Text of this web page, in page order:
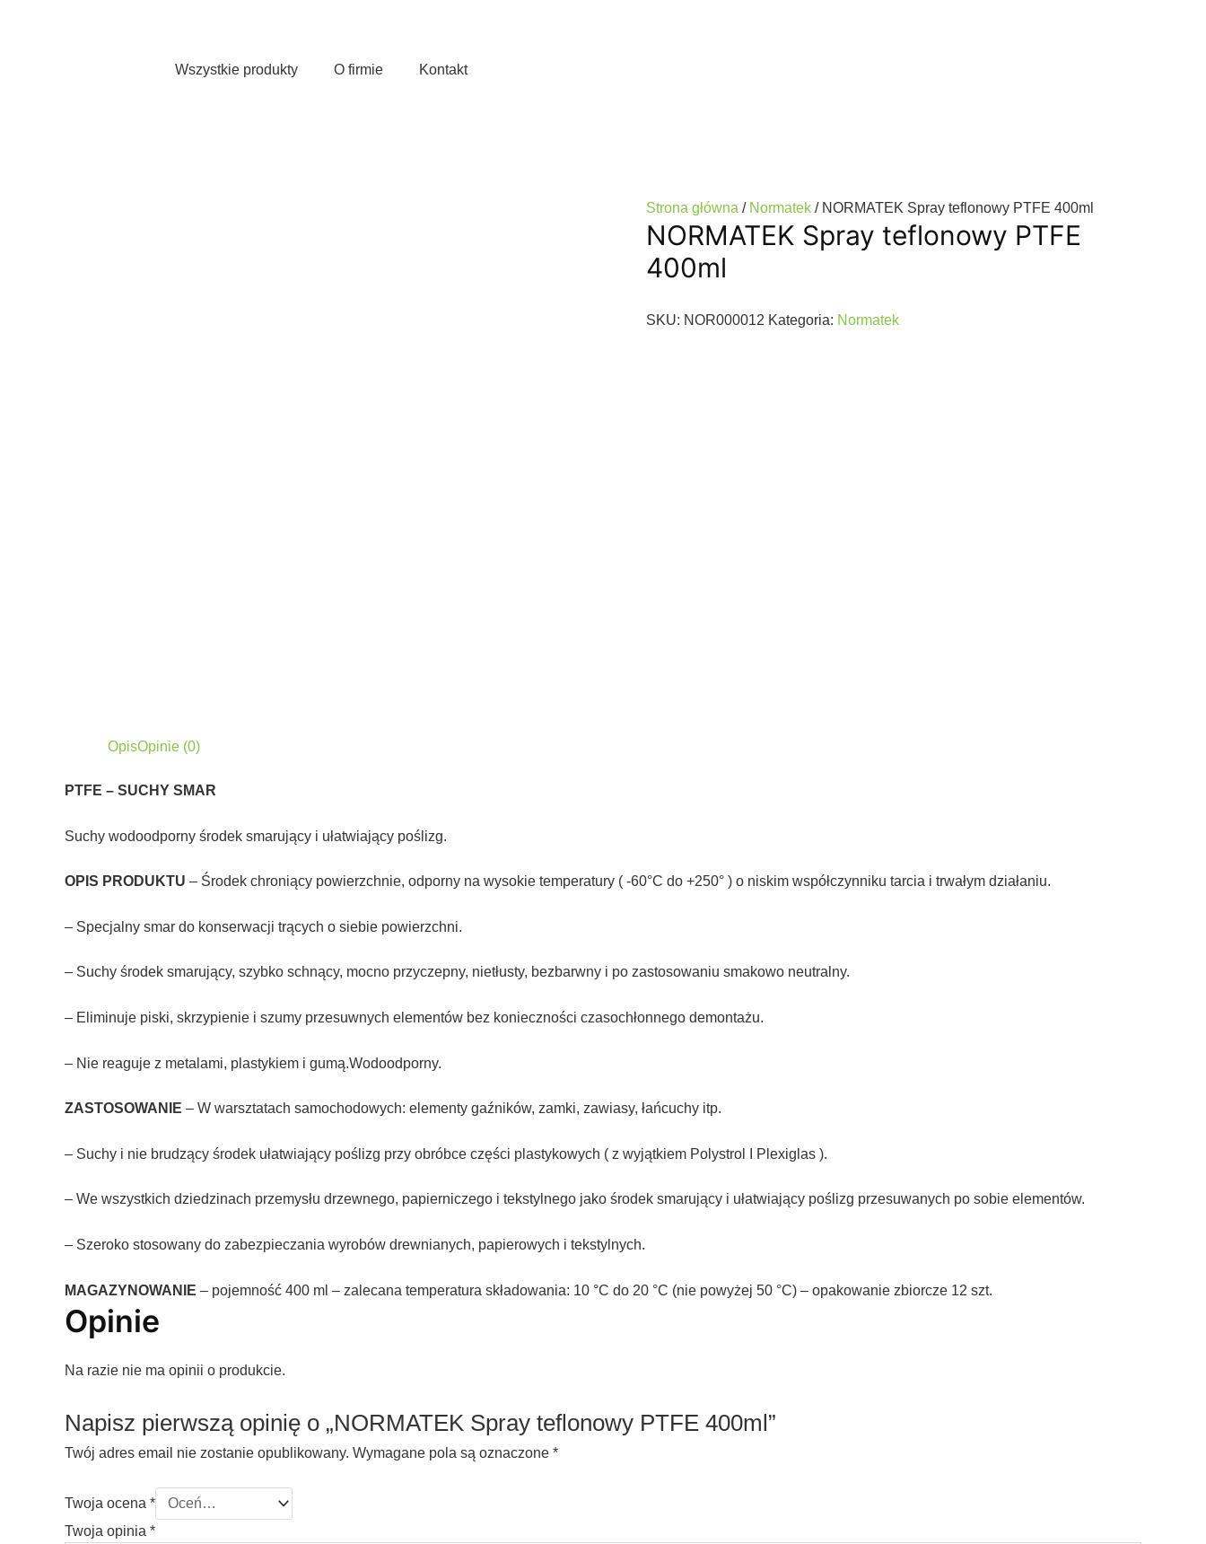
Wszystkie produkty
O firmie Kontakt
Strona główna / Normatek / NORMATEK Spray teflonowy PTFE 400ml
NORMATEK Spray teflonowy PTFE
400ml
SKU: NOR000012 Kategoria: Normatek
OpisOpinie (0)
PTFE – SUCHY SMAR
Suchy wodoodporny środek smarujący i ułatwiający poślizg.
OPIS PRODUKTU – Środek chroniący powierzchnie, odporny na wysokie temperatury ( -60°C do +250° ) o niskim współczynniku tarcia i trwałym działaniu.
– Specjalny smar do konserwacji trących o siebie powierzchni.
– Suchy środek smarujący, szybko schnący, mocno przyczepny, nietłusty, bezbarwny i po zastosowaniu smakowo neutralny.
– Eliminuje piski, skrzypienie i szumy przesuwnych elementów bez konieczności czasochłonnego demontażu.
– Nie reaguje z metalami, plastykiem i gumą.Wodoodporny.
ZASTOSOWANIE – W warsztatach samochodowych: elementy gaźników, zamki, zawiasy, łańcuchy itp.
– Suchy i nie brudzący środek ułatwiający poślizg przy obróbce części plastykowych ( z wyjątkiem Polystrol I Plexiglas ).
– We wszystkich dziedzinach przemysłu drzewnego, papierniczego i tekstylnego jako środek smarujący i ułatwiający poślizg przesuwanych po sobie elementów.
– Szeroko stosowany do zabezpieczania wyrobów drewnianych, papierowych i tekstylnych.
MAGAZYNOWANIE – pojemność 400 ml – zalecana temperatura składowania: 10 °C do 20 °C (nie powyżej 50 °C) – opakowanie zbiorcze 12 szt.
Opinie
Na razie nie ma opinii o produkcie.
Napisz pierwszą opinię o „NORMATEK Spray teflonowy PTFE 400ml”
Twój adres email nie zostanie opublikowany. Wymagane pola są oznaczone *
Twoja ocena *
Twoja opinia *